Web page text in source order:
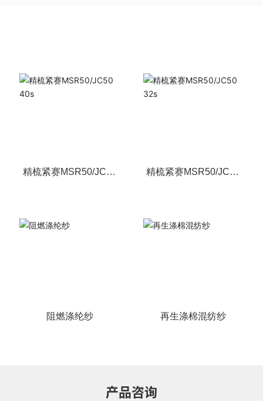
精梳紧赛MSR50/JC50
精梳紧赛MSR50/JC50
阻燃涤纶纱 再生涤棉混纺纱
产品咨询